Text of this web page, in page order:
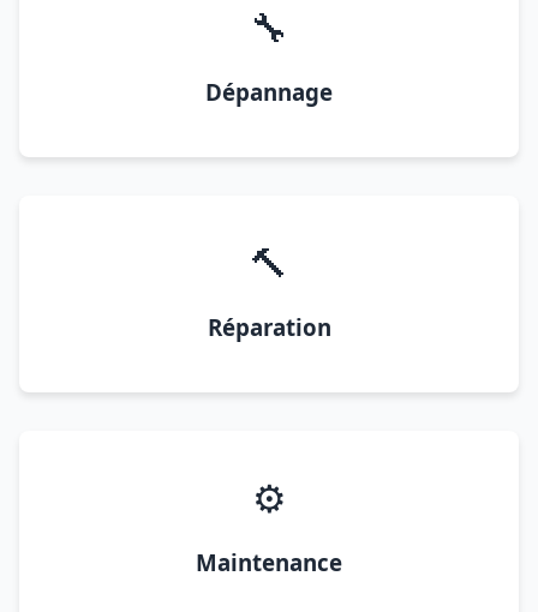
🔧
Dépannage
🔨
Réparation
⚙️
Maintenance